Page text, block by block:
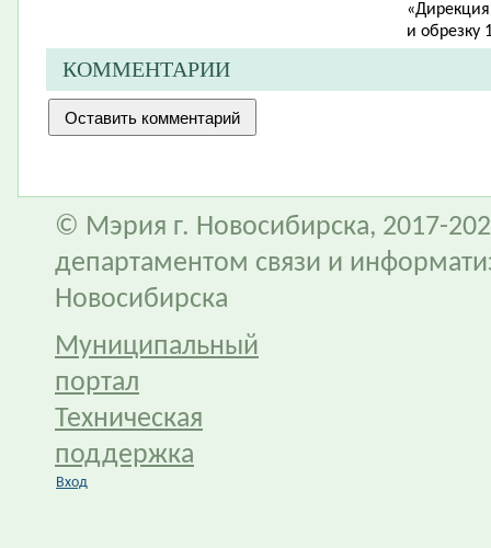
и обрезку
КОММЕНТАРИИ
© Мэрия г. Новосибирска, 2017-
департаментом связи и
Новосибирска
Муниципальный
портал
Техническая
поддержка
Вход